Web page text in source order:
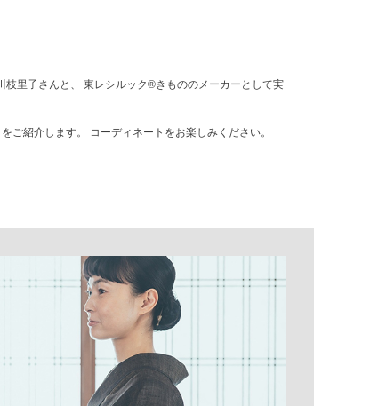
里子さんと、 東レシルック®きもののメーカーとして実
ご紹介します。 コーディネートをお楽しみください。